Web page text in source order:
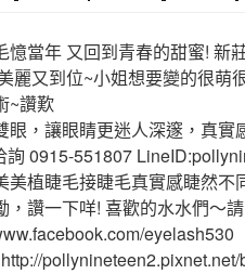
憶當年 又回到青春的甜蜜! 新
麗又到位~小姐想要變的很萌
~讚歎
，讓眼睛更迷人深邃，真實
詢 0915-551807
美植睫毛接睫毛真實感睫然不
，讚一下咩! 喜歡的水水們～
eyelash530
pollynineteen2.pixnet.net/